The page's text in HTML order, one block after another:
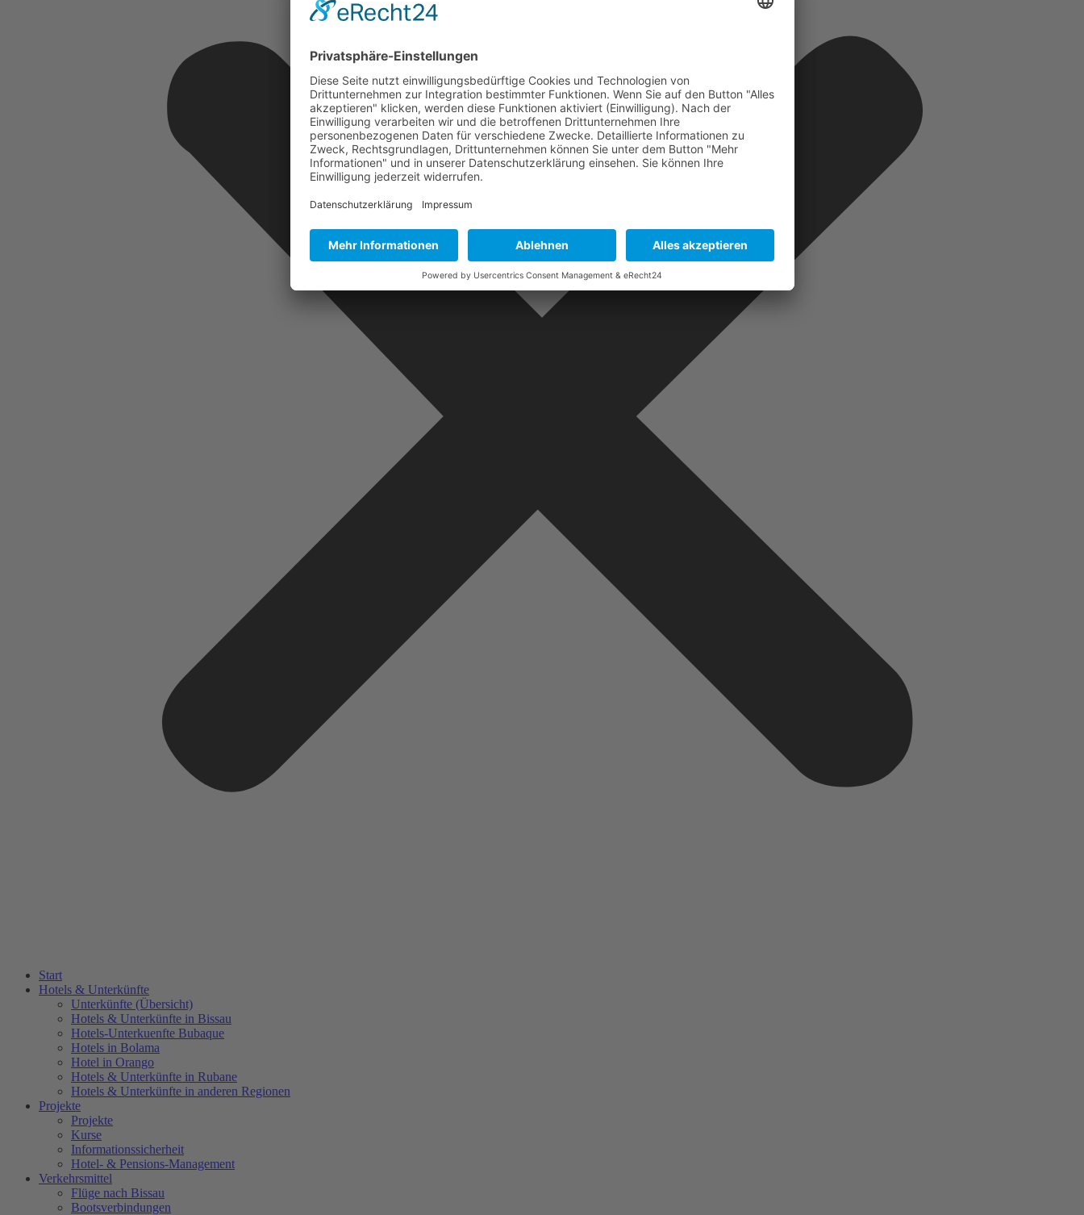
Start
Hotels & Unterkünfte
Unterkünfte (Übersicht)
Hotels & Unterkünfte in Bissau
Hotels-Unterkuenfte Bubaque
Hotels in Bolama
Hotel in Orango
Hotels & Unterkünfte in Rubane
Hotels & Unterkünfte in anderen Regionen
Projekte
Projekte
Kurse
Informationssicherheit
Hotel- & Pensions-Management
Verkehrsmittel
Flüge nach Bissau
Bootsverbindungen